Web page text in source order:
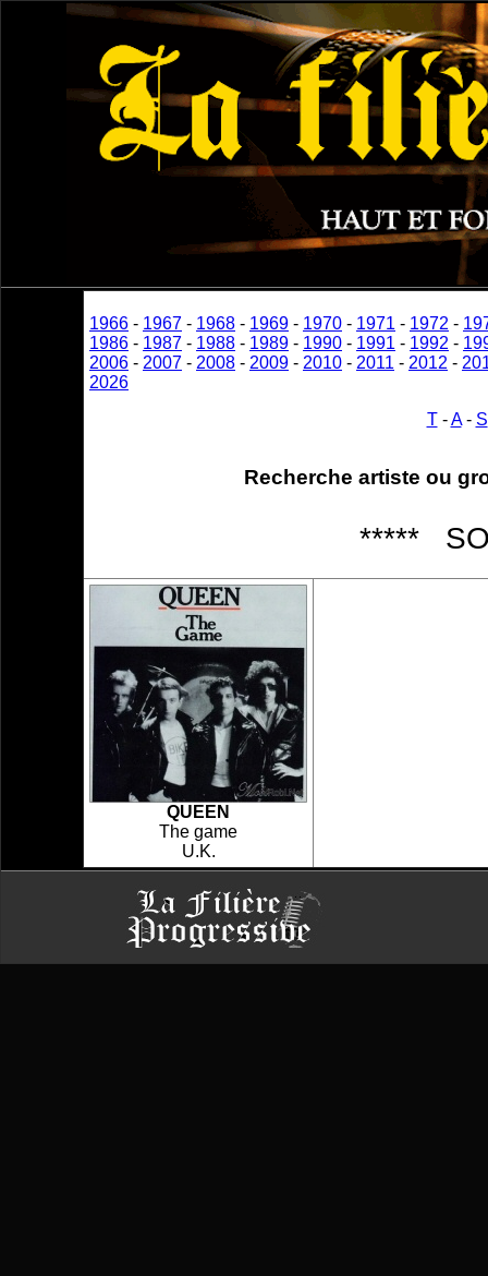
1966 - 1967 - 1968 - 1969 - 1970 - 1971 - 1972 -
1986 - 1987 - 1988 - 1989 - 1990 - 1991 - 1992 -
2006 - 2007 - 2008 - 2009 - 2010 - 2011 - 2012 -
2026
T-A- S
Recherche artiste ou
*****
QUEEN
The game
U.K.